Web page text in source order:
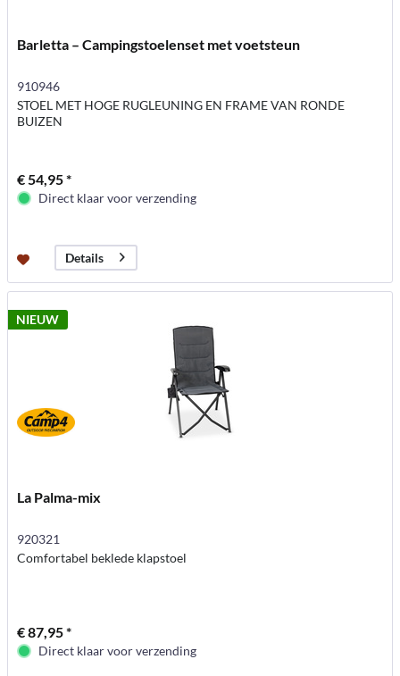
Barletta – Campingstoelenset met voetsteun
910946
STOEL MET HOGE RUGLEUNING EN FRAME VAN RONDE
BUIZEN
€ 54,95 *
Direct klaar voor verzending
Details
NIEUW
La Palma-mix
920321
Comfortabel beklede klapstoel
€ 87,95 *
Direct klaar voor verzending